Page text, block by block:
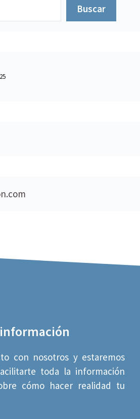
Buscar
con nosotros y estaremos
toda la información
cómo hacer realidad tu